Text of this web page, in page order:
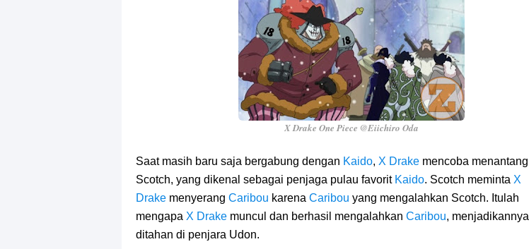
X Drake One Piece @Eiichiro Oda
Saat masih baru saja bergabung dengan Kaido, X Drake mencoba menantang
Scotch, yang dikenal sebagai penjaga pulau favorit Kaido. Scotch meminta X
Drake menyerang Caribou karena Caribou yang mengalahkan Scotch. Itulah
mengapa X Drake muncul dan berhasil mengalahkan Caribou, menjadikannya
ditahan di penjara Udon.